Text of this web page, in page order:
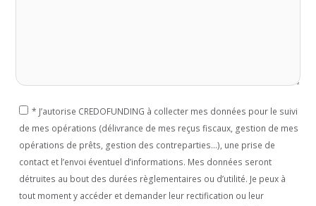
* J’autorise CREDOFUNDING à collecter mes données pour le suivi
de mes opérations (délivrance de mes reçus fiscaux, gestion de mes
opérations de prêts, gestion des contreparties...), une prise de
contact et l’envoi éventuel d’informations. Mes données seront
détruites au bout des durées règlementaires ou d’utilité. Je peux à
tout moment y accéder et demander leur rectification ou leur